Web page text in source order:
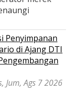
Penyimpanan
di Ajang DTI
Jum, Ags 7 2026